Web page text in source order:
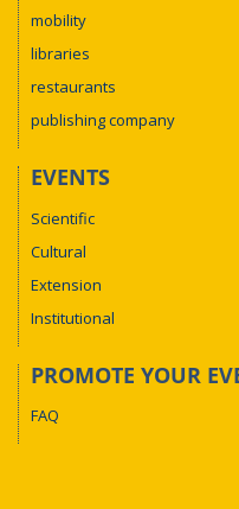
mobility
libraries
restaurants
publishing company
EVENTS
Scientific
Cultural
Extension
Institutional
PROMOTE YOUR
FAQ